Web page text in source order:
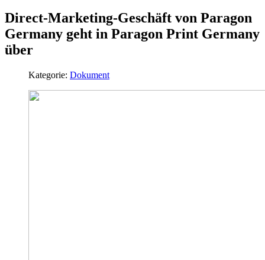
Direct-Marketing-Geschäft von Paragon
Germany geht in Paragon Print Germany
über
Kategorie: Dokument